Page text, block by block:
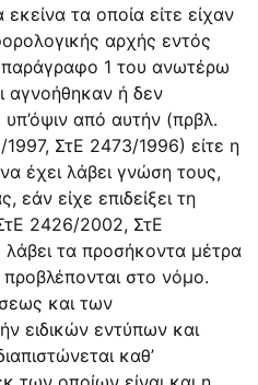
τα οποία είτε είχαν
αρχής εντός
1 του ανωτέρω
αγνοήθηκαν ή δεν
από αυτήν (πρβλ.
ΣτΕ 2473/1996) είτε η
έχει λάβει γνώση τους,
εάν είχε επιδείξει τη
2426/2002, ΣτΕ
λάβει τα προσήκοντα μέτρα
στο νόμο.
και των
ειδικών εντύπων και
καθ’